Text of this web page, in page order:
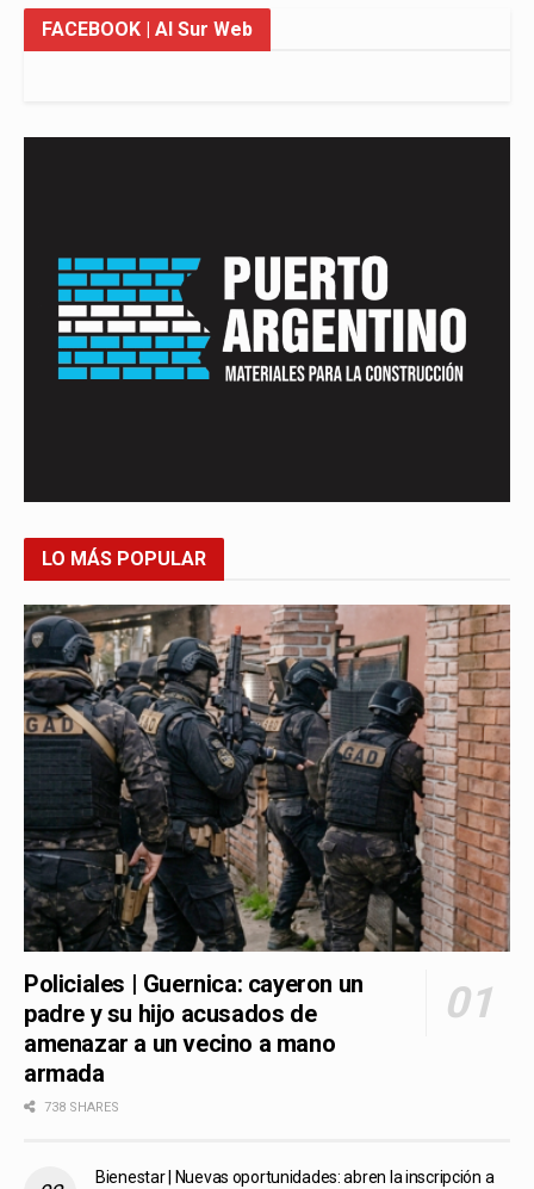
FACEBOOK | Al Sur Web
LO MÁS POPULAR
Policiales | Guernica: cayeron un
padre y su hijo acusados de
amenazar a un vecino a mano
armada
738 SHARES
Bienestar | Nuevas oportunidades: abren la inscripción a